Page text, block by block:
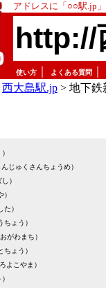
アドレスに「○○駅.jp
http://
使い方 よくある質問
西大島駅.jp > 地下鉄
んじゅくさんちょうめ）
）
）
た）
ちょう）
おがわまち）
ちょう）
よこやま）